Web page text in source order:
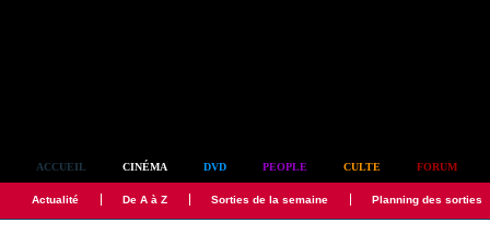
ACCUEIL CINÉMA DVD PEOPLE CULTE FORUM
Actualité De A à Z Sorties de la semaine Planning des sorties